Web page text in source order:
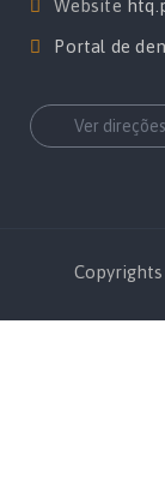
Website
Portal de
Ver direções